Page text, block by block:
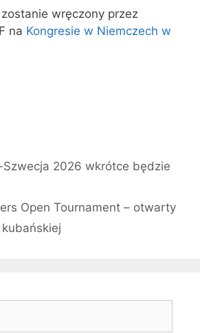
wręczony przez
na Kongresie w Niemczech w
Szwecja 2026 wkrótce będzie
Open Tournament – otwarty